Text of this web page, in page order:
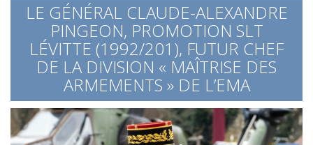
LE GÉNÉRAL CLAUDE-ALEXANDRE
PINGEON, PROMOTION SLT
LÉVITTE (1992/201), FUTUR CHEF
DE LA DIVISION « MAÎTRISE DES
ARMEMENTS » DE L’EMA